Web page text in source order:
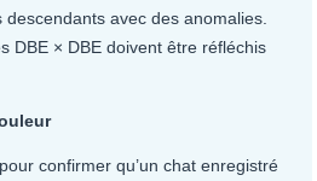
avec des anomalies.
DBE × DBE doivent être réfléchis
confirmer qu’un chat enregistré